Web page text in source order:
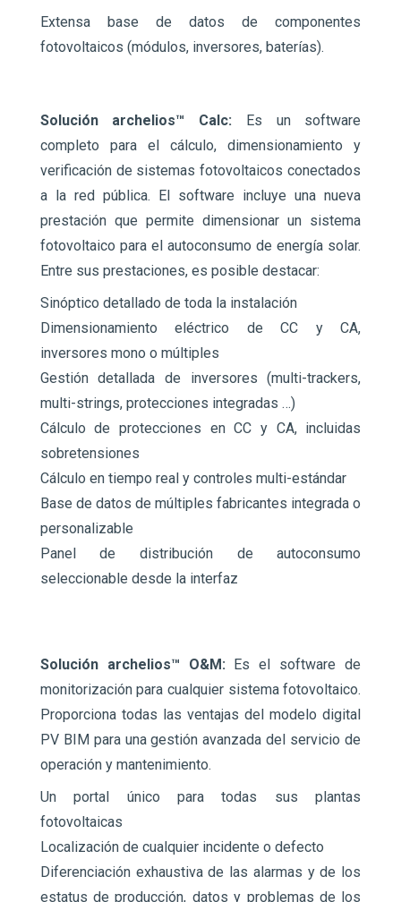
Extensa base de datos de componentes
fotovoltaicos (módulos, inversores, baterías).
Solución archelios™ Calc: Es un software
completo para el cálculo, dimensionamiento y
verificación de sistemas fotovoltaicos conectados
a la red pública. El software incluye una nueva
prestación que permite dimensionar un sistema
fotovoltaico para el autoconsumo de energía solar.
Entre sus prestaciones, es posible destacar:
Sinóptico detallado de toda la instalación
Dimensionamiento eléctrico de CC y CA,
inversores mono o múltiples
Gestión detallada de inversores (multi-trackers,
multi-strings, protecciones integradas …)
Cálculo de protecciones en CC y CA, incluidas
sobretensiones
Cálculo en tiempo real y controles multi-estándar
Base de datos de múltiples fabricantes integrada o
personalizable
Panel de distribución de autoconsumo
seleccionable desde la interfaz
Solución archelios™ O&M: Es el software de
monitorización para cualquier sistema fotovoltaico.
Proporciona todas las ventajas del modelo digital
PV BIM para una gestión avanzada del servicio de
operación y mantenimiento.
Un portal único para todas sus plantas
fotovoltaicas
Localización de cualquier incidente o defecto
Diferenciación exhaustiva de las alarmas y de los
estatus de producción, datos y problemas de los